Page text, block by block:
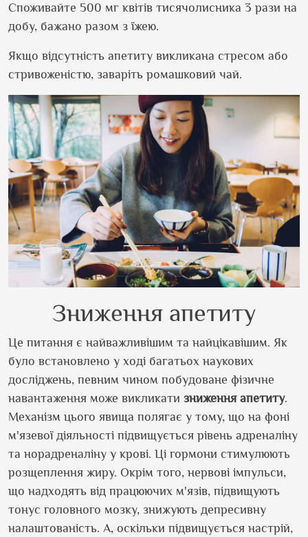
Споживайте 500 мг квітів тисячолисника 3 рази на
добу, бажано разом з їжею.
Якщо відсутність апетиту викликана стресом або
стривоженістю, заваріть ромашковий чай.
Зниження апетиту
Це питання є найважливішим та найцікавішим. Як
було встановлено у ході багатьох наукових
досліджень, певним чином побудоване фізичне
навантаження може викликати зниження апетиту.
Механізм цього явища полягає у тому, що на фоні
м'язевої діяльності підвищується рівень адреналіну
та норадреналіну у крові. Ці гормони стимулюють
розщеплення жиру. Окрім того, нервові імпульси,
що надходять від працюючих м'язів, підвищують
тонус головного мозку, знижують депресивну
налаштованість. А, оскільки підвищується настрій,